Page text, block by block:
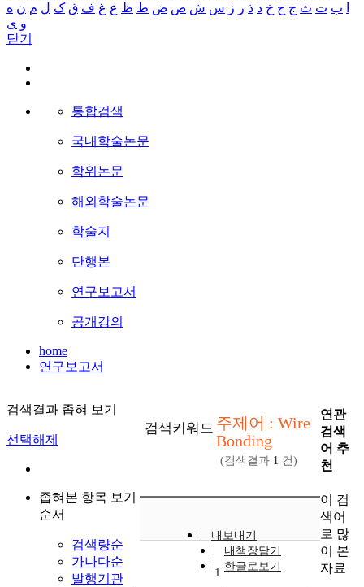
ب ت ث ج ح خ د ذ ر ز س ش ص ض ط ظ ع غ ف ق ک ل م ن ه
و ی
닫기
통합검색
국내학술논문
학위논문
해외학술논문
학술지
단행본
연구보고서
공개강의
home
연구보고서
검색결과 좁혀 보기
선택해제
좁혀본 항목 보기
순서
검색량순
가나다순
발행기관
검색키워드 주제어 : Wire
Bonding
(검색결과 1 건)
내보내기
내책장담기
한글로보기
1
연관
검색
어 추
천
이 검
색어
로 많
이 본
자료